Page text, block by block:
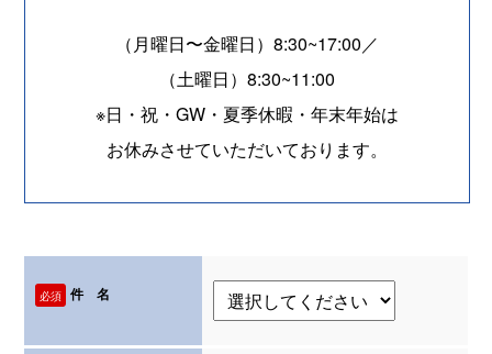
（月曜日〜金曜日）8:30~17:00／
（土曜日）8:30~11:00
※日・祝・GW・夏季休暇・年末年始は
お休みさせていただいております。
必須 件 名